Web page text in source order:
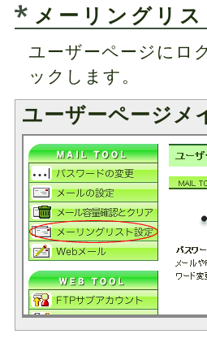
メーリングリ
ユーザーページにロ
ックします。
ユーザーページメ